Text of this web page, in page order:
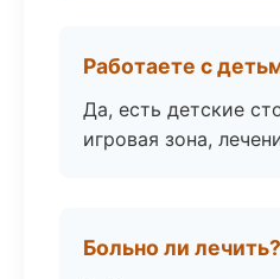
Работаете с
Да, есть детские
игровая зона,
Больно ли лечить?